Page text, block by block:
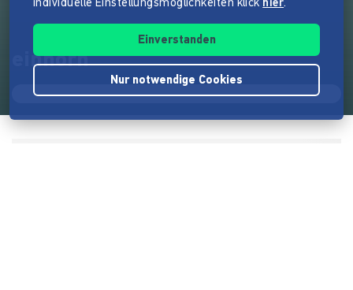
einhorn
individuelle Einstellungsmöglichkeiten klick hier.
Einverstanden
Nur notwendige Cookies